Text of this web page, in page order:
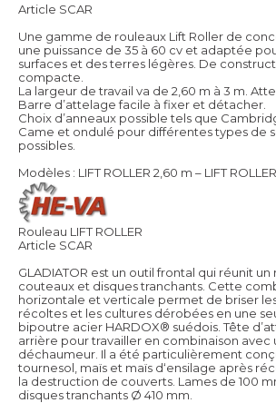
Article SCAR
Une gamme de rouleaux Lift Roller de
une puissance de 35 à 60 cv et adaptée
surfaces et des terres légères. De
compacte.
La largeur de travail va de 2,60 m à 3 m.
Barre d’attelage facile à fixer et détacher.
Choix d’anneaux possible tels que
Came et ondulé pour différentes types de
possibles.
Modèles : LIFT ROLLER 2,60 m – LIFT
Rouleau LIFT ROLLER
Article SCAR
GLADIATOR est un outil frontal qui réunit
couteaux et disques tranchants. Cette
horizontale et verticale permet de briser
récoltes et les cultures dérobées en une
bipoutre acier HARDOX® suédois. Tête
arrière pour travailler en combinaison avec
déchaumeur. Il a été particulièrement
tournesol, maïs et maïs d‘ensilage après
la destruction de couverts. Lames de 100
disques tranchants Ø 410 mm.